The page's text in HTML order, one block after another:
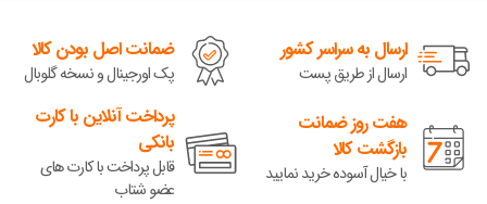
ارسال به سراسر کشور
ارسال از طریق پست
ضمانت اصل بودن کالا
پک اورجینال و نسخه گلوبال
هفت روز ضمانت
بازگشت کالا
با خیال آسوده خرید نمایید
پرداخت آنلاین با کارت
بانکی
قابل پرداخت با کارت های
عضو شتاب